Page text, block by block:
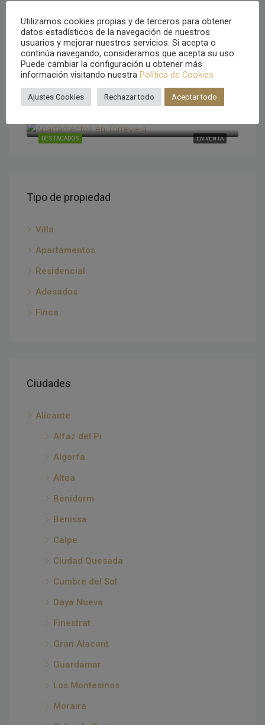
EN VENTA
DESTACADOS
Cumbre del Sol, Alicante, España
EN VENTA
DESTACADOS
1,562,000€
Cumbre del Sol, Alicante, España
1,299,000€
Cumbre del Sol, Alicante, España
Cumbre del Sol, Alicante, España
EN VENTA
DESTACADOS
Torrevieja, Alicante, España
Tipo de propiedad
Villa
Apartamentos
Residencial
Adosados
Finca
Ciudades
Alicante
Alfaz del Pi
Algorfa
Altea
Benidorm
Benissa
Calpe
Ciudad Quesada
Cumbre del Sol
Daya Nueva
Finestrat
Gran Alacant
Guardamar
Los Montesinos
Moraira
Utilizamos cookies propias y de terceros para obtener
datos estadísticos de la navegación de nuestros
usuarios y mejorar nuestros servicios. Si acepta o
continúa navegando, consideramos que acepta su uso.
Puede cambiar la configuración u obtener más
información visitando nuestra Política de Cookies
Ajustes Cookies Rechazar todo Aceptar todo